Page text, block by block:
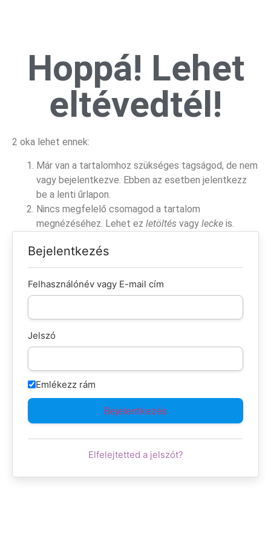
Hoppá! Lehet
eltévedtél!
2 oka lehet ennek:
Már van a tartalomhoz szükséges tagságod, de nem
vagy bejelentkezve. Ebben az esetben jelentkezz
be a lenti űrlapon.
Nincs megfelelő csomagod a tartalom
megnézéséhez. Lehet ez letöltés vagy lecke is.
Bejelentkezés
Felhasználónév vagy E-mail cím
Jelszó
Emlékezz rám
Elfelejtetted a jelszót?